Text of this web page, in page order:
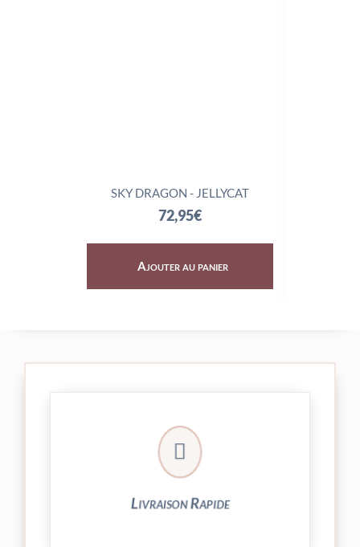
SKY DRAGON - JELLYCAT
72,95€
Ajouter au panier

Livraison Rapide
Votre commande est expédiée sous
24/48h et livrée par Colissimo.